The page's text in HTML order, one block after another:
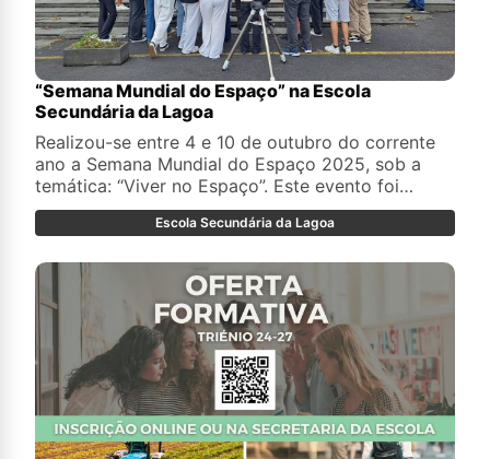
“Semana Mundial do Espaço” na Escola
Secundária da Lagoa
Realizou-se entre 4 e 10 de outubro do corrente
ano a Semana Mundial do Espaço 2025, sob a
temática: “Viver no Espaço”. Este evento foi
promovido, pela quarta vez consecutiva, pelo
Clube de Astronomia da Escola Secundária da
Astronómico de Santana Açores (OASA).
Escola Secundária da Lagoa